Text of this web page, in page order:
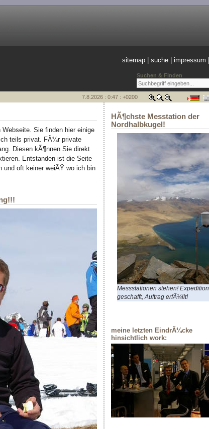
Suchen & Finden
sitemap suche impressum
7.8.2026 : 0:47 : +0200
HÃ¶chste Messtation der
Nordhalbkugel!
Messstationen stehen! Expedition
geschafft, Auftrag erfÃ¼llt!
meine letzten EindrÃ¼cke
hinsichtlich work:
Sie finden hier einige
teils privat. FÃ¼r private
Diesen kÃ¶nnen Sie direkt
Entstanden ist die Seite
und oft keiner weiÃŸ wo ich bin